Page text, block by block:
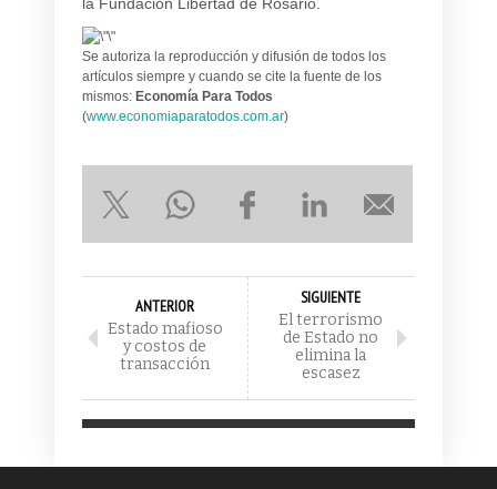
Se autoriza la reproducción y difusión de todos los
artículos siempre y cuando se cite la fuente de los
mismos: Economía Para Todos
(www.economiaparatodos.com.ar)
ANTERIOR
Estado mafioso
y costos de
transacción
SIGUIENTE
El terrorismo
de Estado no
elimina la
escasez